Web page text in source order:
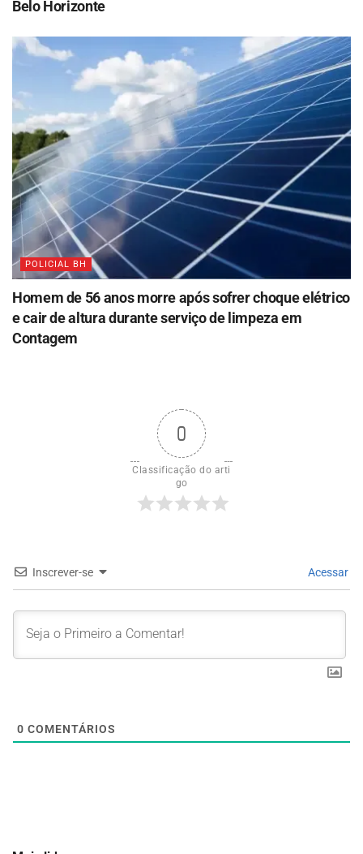
Belo Horizonte
POLICIAL BH
Homem de 56 anos morre após sofrer choque elétrico
e cair de altura durante serviço de limpeza em
Contagem
0
Classificação do arti
go
Inscrever-se Acessar
0 COMENTÁRIOS